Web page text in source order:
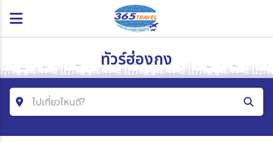
ทัวร์ฮ่องกง
ไปเที่ยวไหนดี?